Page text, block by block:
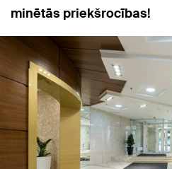
minētās priekšrocības!